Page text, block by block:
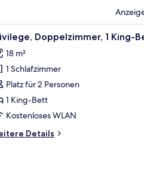
an der Wand befestigten Fernseher,
Ein
10 Doppelzimmer, 1 King-
18 m²
1 Schlafzimmer
Platz für 2 Personen
1 King-Bett
Kostenloses WLAN
Details